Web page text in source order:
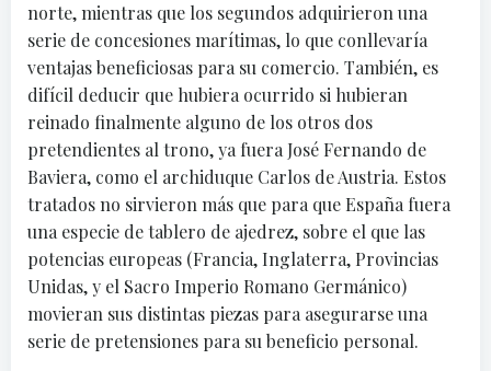
norte, mientras que los segundos adquirieron una
serie de concesiones marítimas, lo que conllevaría
ventajas beneficiosas para su comercio. También, es
difícil deducir que hubiera ocurrido si hubieran
reinado finalmente alguno de los otros dos
pretendientes al trono, ya fuera José Fernando de
Baviera, como el archiduque Carlos de Austria. Estos
tratados no sirvieron más que para que España fuera
una especie de tablero de ajedrez, sobre el que las
potencias europeas (Francia, Inglaterra, Provincias
Unidas, y el Sacro Imperio Romano Germánico)
movieran sus distintas piezas para asegurarse una
serie de pretensiones para su beneficio personal.